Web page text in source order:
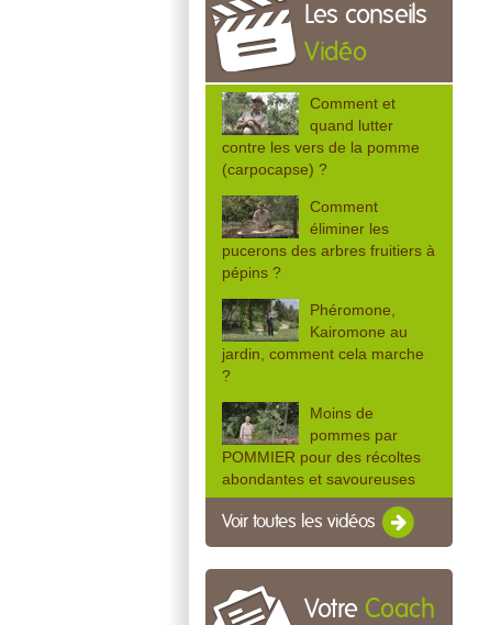
Les conseils
Vidéo
Comment et
quand lutter
contre les vers de la pomme
(carpocapse) ?
Comment
éliminer les
pucerons des arbres fruitiers à
pépins ?
Phéromone,
Kairomone au
jardin, comment cela marche
?
Moins de
pommes par
POMMIER pour des récoltes
abondantes et savoureuses
Voir toutes les vidéos
Votre Coach